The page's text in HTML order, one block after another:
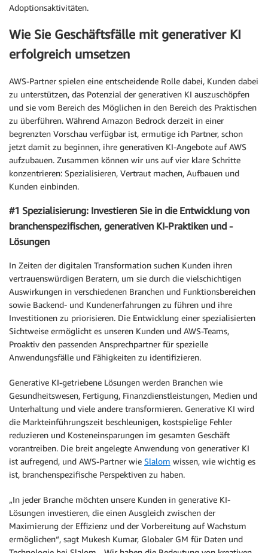
Adoptionsaktivitäten.
Wie Sie Geschäftsfälle mit generativer KI
erfolgreich umsetzen
AWS-Partner spielen eine entscheidende Rolle dabei, Kunden dabei
zu unterstützen, das Potenzial der generativen KI auszuschöpfen
und sie vom Bereich des Möglichen in den Bereich des Praktischen
zu überführen. Während Amazon Bedrock derzeit in einer
begrenzten Vorschau verfügbar ist, ermutige ich Partner, schon
jetzt damit zu beginnen, ihre generativen KI-Angebote auf AWS
aufzubauen. Zusammen können wir uns auf vier klare Schritte
konzentrieren: Spezialisieren, Vertraut machen, Aufbauen und
Kunden einbinden.
#1 Spezialisierung: Investieren Sie in die Entwicklung von
branchenspezifischen, generativen KI-Praktiken und -
Lösungen
In Zeiten der digitalen Transformation suchen Kunden ihren
vertrauenswürdigen Beratern, um sie durch die vielschichtigen
Auswirkungen in verschiedenen Branchen und Funktionsbereichen
sowie Backend- und Kundenerfahrungen zu führen und ihre
Investitionen zu priorisieren. Die Entwicklung einer spezialisierten
Sichtweise ermöglicht es unseren Kunden und AWS-Teams,
Proaktiv den passenden Ansprechpartner für spezielle
Anwendungsfälle und Fähigkeiten zu identifizieren.
Generative KI-getriebene Lösungen werden Branchen wie
Gesundheitswesen, Fertigung, Finanzdienstleistungen, Medien und
Unterhaltung und viele andere transformieren. Generative KI wird
die Markteinführungszeit beschleunigen, kostspielige Fehler
reduzieren und Kosteneinsparungen im gesamten Geschäft
vorantreiben. Die breit angelegte Anwendung von generativer KI
ist aufregend, und AWS-Partner wie Slalom wissen, wie wichtig es
ist, branchenspezifische Perspektiven zu haben.
„In jeder Branche möchten unsere Kunden in generative KI-
Lösungen investieren, die einen Ausgleich zwischen der
Maximierung der Effizienz und der Vorbereitung auf Wachstum
ermöglichen“, sagt Mukesh Kumar, Globaler GM für Daten und